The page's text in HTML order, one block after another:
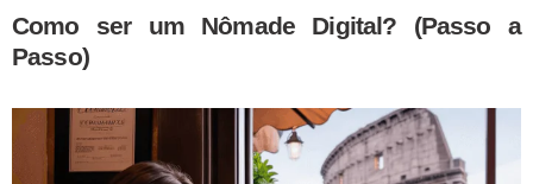
Como ser um Nômade Digital? (Passo a
Passo)